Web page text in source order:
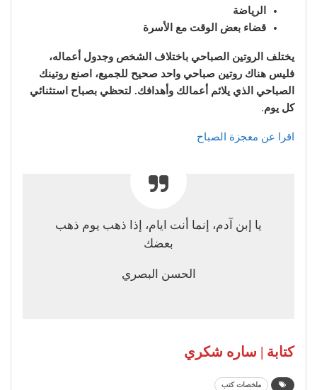
الرياضة
قضاء بعض الوقت مع الأسرة
يختلف الروتين الصباحي باختلاف الشخص وجدول أعماله،
فليس هناك روتين صباحي واحد صحيح للجميع، اصنع روتينك
الصباحي الذي يلائم أعمالك وأهدافك. لتحظي بصباح استثنائي
كل يوم.
اقرا عن معجزة الصباح
يا إبن آدم، إنما أنت ايام، إذا ذهب يوم ذهب
بعضك
الحسن البصري
كتابة | ساره شكري
ملخصات كتب